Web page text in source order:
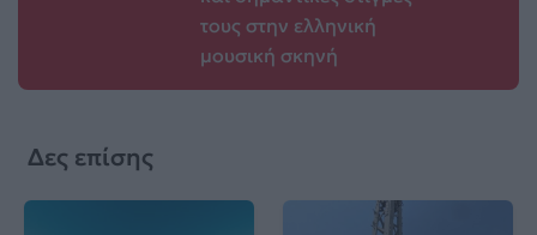
τους στην ελληνική
μουσική σκηνή
Δες επίσης